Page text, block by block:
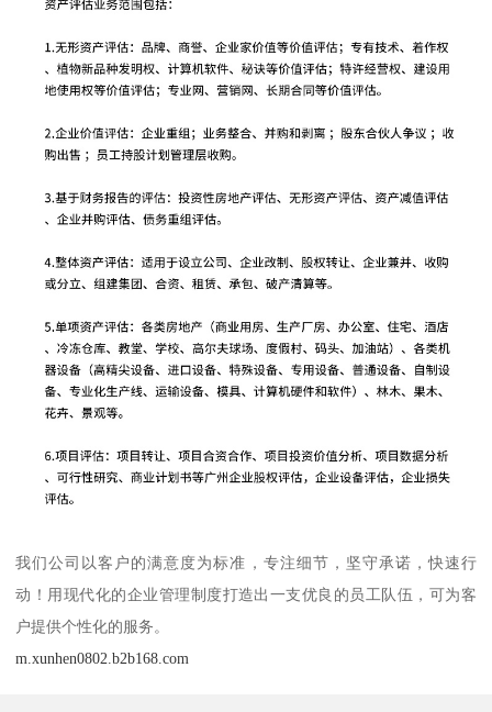
我们公司以客户的满意度为标准，专注细节，坚守承诺，快速行
动！用现代化的企业管理制度打造出一支优良的员工队伍，可为客
户提供个性化的服务。
m.xunhen0802.b2b168.com